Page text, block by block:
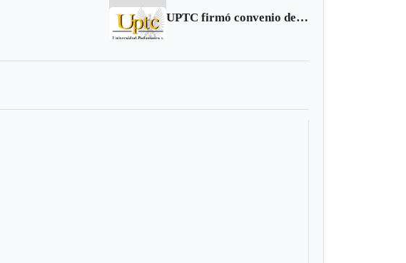
UPTC firmó convenio de cooperación con Instituto de España